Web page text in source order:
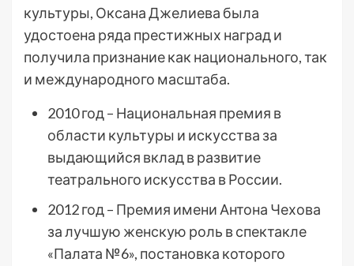
культуры, Оксана Джелиева была
удостоена ряда престижных наград и
получила признание как национального, так
и международного масштаба.
2010 год – Национальная премия в
области культуры и искусства за
выдающийся вклад в развитие
театрального искусства в России.
2012 год – Премия имени Антона Чехова
за лучшую женскую роль в спектакле
«Палата №6», постановка которого